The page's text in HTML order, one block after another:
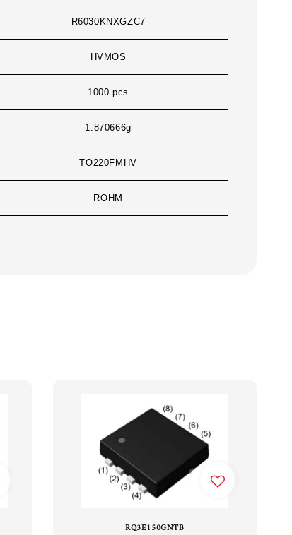
R6030KNXGZC7
HVMOS
1000 pcs
1.870666g
TO220FMHV
ROHM
RQ3E150GNTB